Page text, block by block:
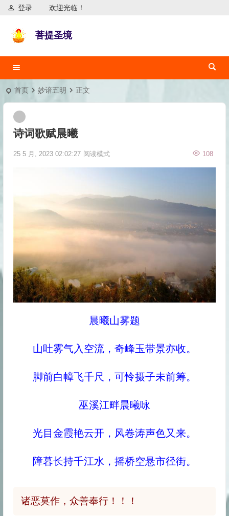
欢迎光临！
登录
菩提圣境
首页 妙谙五明 正文
诗词歌赋晨曦
25 5 月, 2023 02:02:27 108
阅读模式
晨曦山雾题
山吐雾气入空流，奇峰玉带景亦收。
脚前白幛飞千尺，可怜摄子未前筹。
巫溪江畔晨曦咏
光目金霞艳云开，风卷涛声色又来。
障暮长持千江水，摇桥空悬市径街。
诸恶莫作，众善奉行！！！